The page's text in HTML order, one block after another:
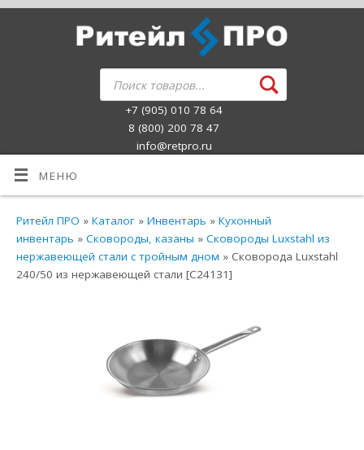
+7 (905) 010 78 64
8 (800) 200 78 47
info@retpro.ru
МЕНЮ
Ритейл ПРО »Каталог »Инвентарь »Кухонный
инвентарь »Сковороды, казаны »Сковороды Luxstahl из
нержавеющей стали с тройным дном » Сковорода Luxstahl
240/50 из нержавеющей стали [C24131]